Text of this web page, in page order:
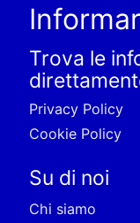
Trova le
Privacy Policy
Cookie Policy
Su di noi
Chi siamo